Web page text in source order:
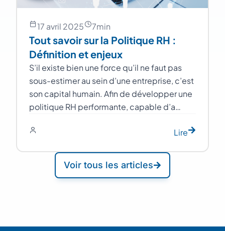
17 avril 2025 7min
Tout savoir sur la Politique RH :
Définition et enjeux
S’il existe bien une force qu’il ne faut pas
sous-estimer au sein d’une entreprise, c’est
son capital humain. Afin de développer une
politique RH performante, capable d’a…
Lire
Voir tous les articles